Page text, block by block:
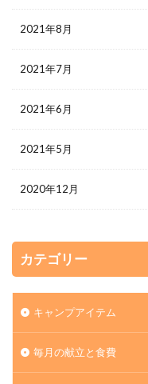
2021年8月
2021年7月
2021年6月
2021年5月
2020年12月
カテゴリー
キャンプアイテム
毎月の献立と食費